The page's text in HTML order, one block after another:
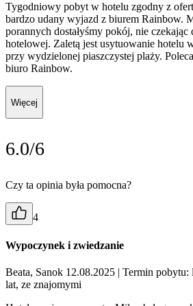
Tygodniowy pobyt w hotelu zgodny z
bardzo udany wyjazd z biurem Rainbow.
porannych dostałyśmy pokój, nie
hotelowej. Zaletą jest usytuowanie hotelu
przy wydzielonej piaszczystej plaży.
biuro Rainbow.
Więcej
6.0/6
Czy ta opinia była pomocna?
4
Wypoczynek i zwiedzanie
Beata, Sanok 12.08.2025 | Termin
lat, ze znajomymi